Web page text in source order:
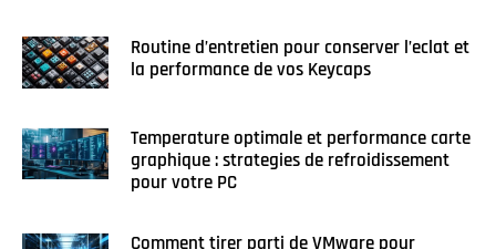
Routine d’entretien pour conserver l’eclat et
la performance de vos Keycaps
Temperature optimale et performance carte
graphique : strategies de refroidissement
pour votre PC
Comment tirer parti de VMware pour